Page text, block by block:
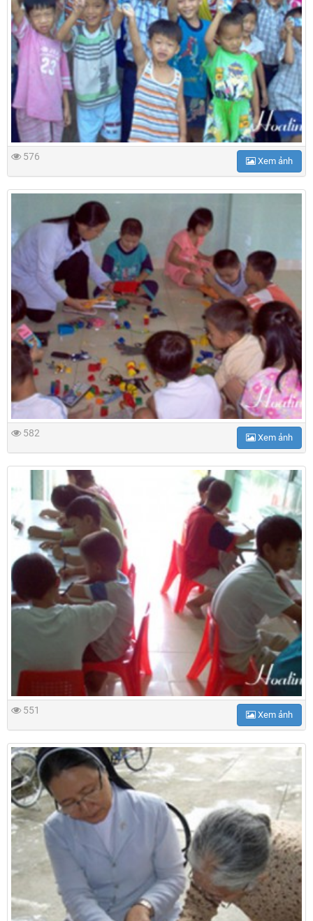
576 Xem ảnh
582 Xem ảnh
551 Xem ảnh